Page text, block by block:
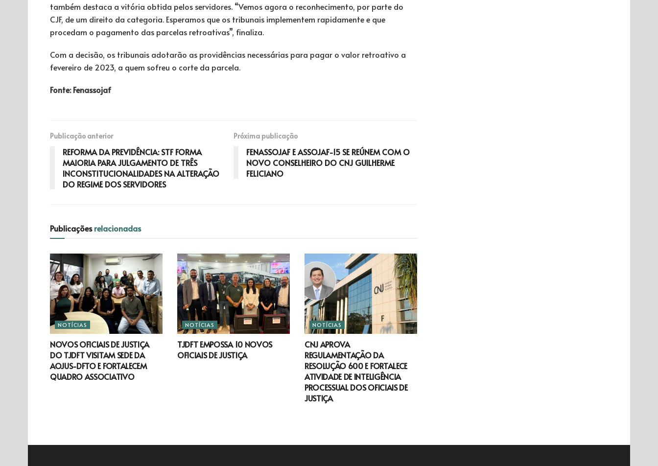
também destaca a vitória obtida pelos servidores. “Vemos agora o reconhecimento, por parte do
CJF, de um direito da categoria. Esperamos que os tribunais implementem rapidamente e que
procedam o pagamento das parcelas retroativas”, finaliza.
Com a decisão, os tribunais adotarão as providências necessárias para pagar o valor retroativo a
fevereiro de 2023, a quem sofreu o corte da parcela.
Fonte: Fenassojaf
Publicação anterior
REFORMA DA PREVIDÊNCIA: STF FORMA
MAIORIA PARA JULGAMENTO DE TRÊS
INCONSTITUCIONALIDADES NA ALTERAÇÃO
DO REGIME DOS SERVIDORES
Próxima publicação
FENASSOJAF E ASSOJAF-15 SE REÚNEM COM O
NOVO CONSELHEIRO DO CNJ GUILHERME
FELICIANO
Publicaçõesrelacionadas
NOTÍCIAS
NOVOS OFICIAIS DE JUSTIÇA
DO TJDFT VISITAM SEDE DA
AOJUS-DFTO E FORTALECEM
QUADRO ASSOCIATIVO
NOTÍCIAS
TJDFT EMPOSSA 10 NOVOS
OFICIAIS DE JUSTIÇA
NOTÍCIAS
CNJ APROVA
REGULAMENTAÇÃO DA
RESOLUÇÃO 600 E FORTALECE
ATIVIDADE DE INTELIGÊNCIA
PROCESSUAL DOS OFICIAIS DE
JUSTIÇA